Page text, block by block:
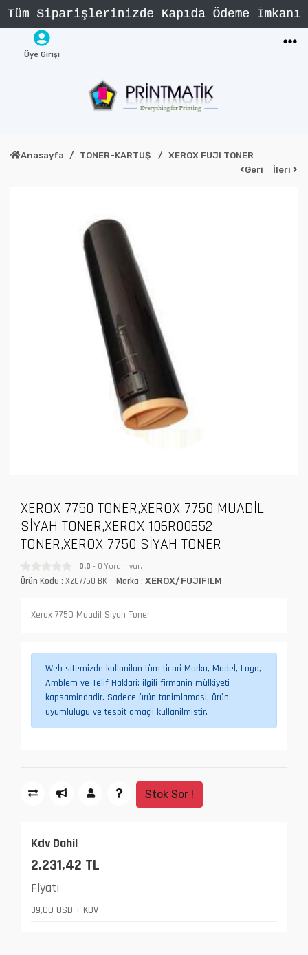
Üye Girişi
Anasayfa TONER-KARTUŞ
XEROX FUJI TONER
Geri
İleri
XEROX 7750 TONER,XEROX 7750 MUADİL
SİYAH TONER,XEROX 106R00652
TONER,XEROX 7750 SİYAH TONER
0.0 - 0 Yorum var.
Ürün Kodu : XZC7750 BK Marka : XEROX/FUJIFILM
Xerox 7750 Muadil Siyah Toner
Web sitemizde kullanilan tüm ticari Marka, Model, Logo,
Amblem ve Telif Haklari; ilgili firmanin mülkiyeti
kapsamindadir. Sadece ürün tanimlamasi, ürün
uyumlulugu ve tespit amaçli kullanilmistir.
Stok Sor !
Kdv Dahil
2.231,42 TL
Fiyatı
39,00 USD + KDV